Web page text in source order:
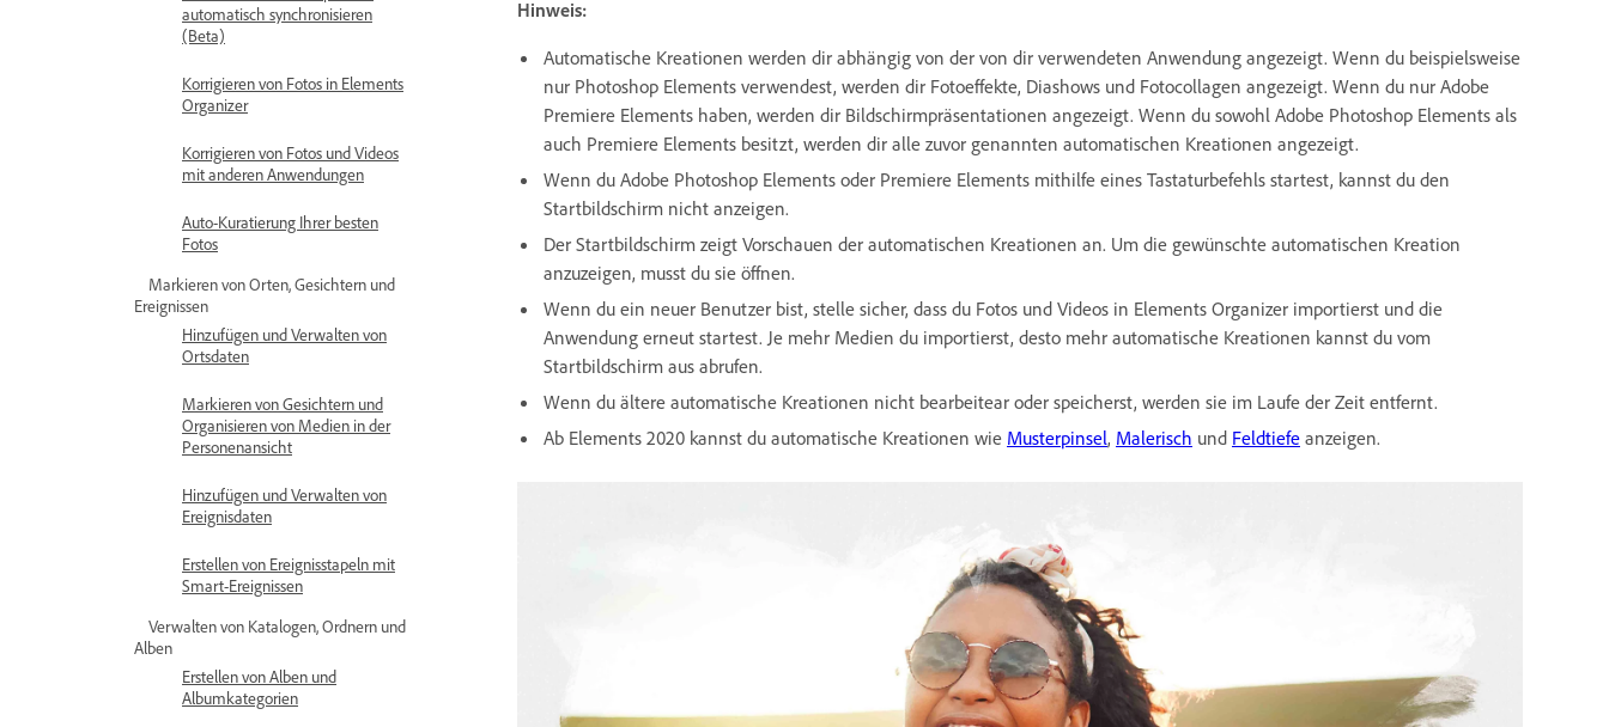
automatisch synchronisieren
(Beta)
Korrigieren von Fotos in Elements
Organizer
Korrigieren von Fotos und Videos
mit anderen Anwendungen
Auto-Kuratierung Ihrer besten
Fotos
Markieren von Orten, Gesichtern und
Ereignissen
Hinzufügen und Verwalten von
Ortsdaten
Markieren von Gesichtern und
Organisieren von Medien in der
Personenansicht
Hinzufügen und Verwalten von
Ereignisdaten
Erstellen von Ereignisstapeln mit
Smart-Ereignissen
Verwalten von Katalogen, Ordnern und
Alben
Erstellen von Alben und
Albumkategorien
Hinweis:
Automatische Kreationen werden dir abhängig von der von dir verwendeten Anwendung angezeigt. Wenn du beispielsweise
nur Photoshop Elements verwendest, werden dir Fotoeffekte, Diashows und Fotocollagen angezeigt. Wenn du nur Adobe
Premiere Elements haben, werden dir Bildschirmpräsentationen angezeigt. Wenn du sowohl Adobe Photoshop Elements als
auch Premiere Elements besitzt, werden dir alle zuvor genannten automatischen Kreationen angezeigt.
Wenn du Adobe Photoshop Elements oder Premiere Elements mithilfe eines Tastaturbefehls startest, kannst du den
Startbildschirm nicht anzeigen.
Der Startbildschirm zeigt Vorschauen der automatischen Kreationen an. Um die gewünschte automatischen Kreation
anzuzeigen, musst du sie öffnen.
Wenn du ein neuer Benutzer bist, stelle sicher, dass du Fotos und Videos in Elements Organizer importierst und die
Anwendung erneut startest. Je mehr Medien du importierst, desto mehr automatische Kreationen kannst du vom
Startbildschirm aus abrufen.
Wenn du ältere automatische Kreationen nicht bearbeitear oder speicherst, werden sie im Laufe der Zeit entfernt.
Ab Elements 2020 kannst du automatische Kreationen wie Musterpinsel, Malerisch und Feldtiefe anzeigen.